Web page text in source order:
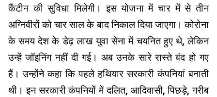
कैंटीन की सुविधा मिलेगी। इस योजना में चार में से तीन
अग्निवीरों को चार साल के बाद निकाल दिया जाएगा। कोरोना
के समय देश के डेढ़ लाख युवा सेना में चयनित हुए थे, लेकिन
उन्हें जॉइनिंग नहीं दी गई। अब उनके सारे रास्ते बंद हो गए
हैं। उन्होंने कहा कि पहले हथियार सरकारी कंपनियां बनाती
थी। इन सरकारी कंपनियों में दलित, आदिवासी, पिछड़े, गरीब